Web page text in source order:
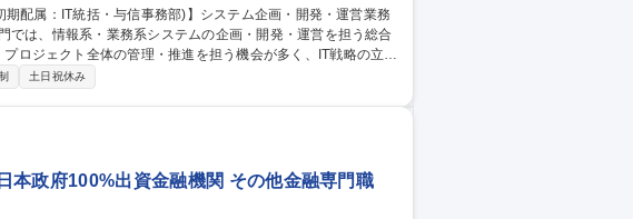
では、情報系・業務系システムの企画・開発・運営を担う総合
ロジェクト全体の管理・推進を担う機会が多く、IT戦略の立案
土日祝休み
本政府100%出資金融機関 その他金融専門職